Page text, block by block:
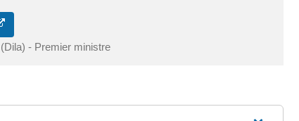
- Premier ministre